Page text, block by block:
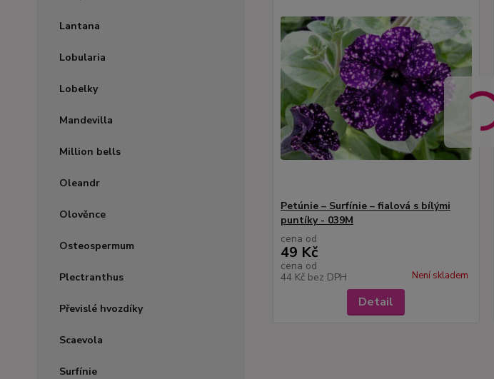
Lantana
Lobularia
Lobelky
Mandevilla
Million bells
Oleandr
Olověnce
Osteospermum
Plectranthus
Převislé hvozdíky
Scaevola
Surfínie
Petúnie – Surfínie – fialová s bílými
puntíky - 039M
cena od
49 Kč
cena od
44 Kč bez DPH Není skladem
Detail